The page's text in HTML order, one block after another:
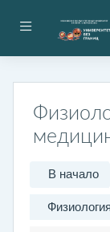
Боковая
В начало